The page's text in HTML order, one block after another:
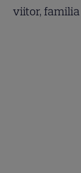
viitor,